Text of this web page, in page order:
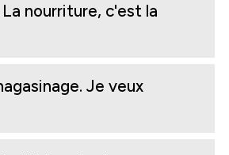
nourriture, c'est la
Je veux